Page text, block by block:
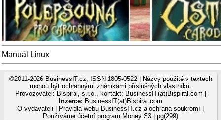
Manuál Linux
©2011-2026 BusinessIT.cz, ISSN 1805-0522 | Názvy použité v textech
mohou být ochrannými známkami příslušných vlastníků.
Provozovatel: Bispiral, s.r.o., kontakt: BusinessIT(at)Bispiral.com |
Inzerce: BusinessIT(at)Bispiral.com
O vydavateli
Pravidla webu BusinessIT.cz a ochrana soukromí
Používáme účetní program Money S3 | pg(299)